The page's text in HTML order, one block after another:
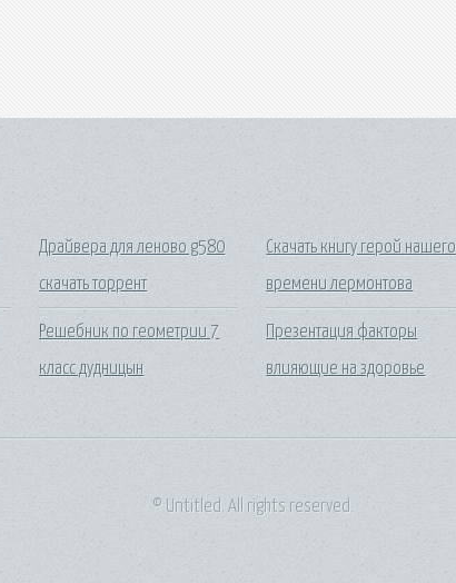
Драйвера для леново g580
скачать торрент
Решебник по геометрии 7
класс дудницын
Скачать книгу герой нашего
времени лермонтова
Презентация факторы
влияющие на здоровье
© Untitled. All rights reserved.